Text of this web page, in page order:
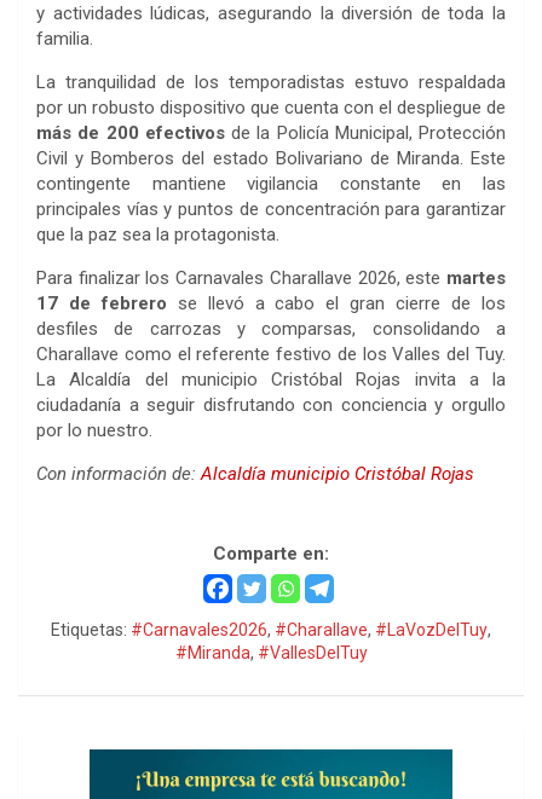
y actividades lúdicas, asegurando la diversión de toda la
familia.
La tranquilidad de los temporadistas estuvo respaldada
por un robusto dispositivo que cuenta con el despliegue de
más de 200 efectivosde la Policía Municipal, Protección
Civil y Bomberos del estado Bolivariano de Miranda. Este
contingente mantiene vigilancia constante en las
principales vías y puntos de concentración para garantizar
que la paz sea la protagonista.
Para finalizar los Carnavales Charallave 2026, este martes
17 de febrero se llevó a cabo el gran cierre de los
desfiles de carrozas y comparsas, consolidando a
Charallave como el referente festivo de los Valles del Tuy.
La Alcaldía del municipio Cristóbal Rojas invita a la
ciudadanía a seguir disfrutando con conciencia y orgullo
por lo nuestro.
Con información de:Alcaldía municipio Cristóbal Rojas
Comparte en:
Etiquetas: #Carnavales2026, #Charallave, #LaVozDelTuy,
#Miranda, #VallesDelTuy